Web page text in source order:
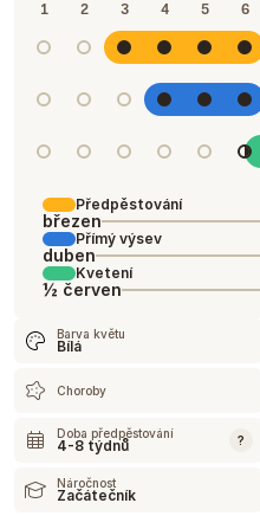
1 2 3 4 5 6
Předpěstování
březen
Přímý výsev
duben
Kvetení
½ červen
Barva květu
Bílá
Choroby
Doba předpěstování
4-8 týdnů ?
Náročnost
Začátečník